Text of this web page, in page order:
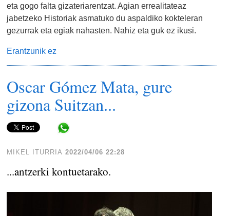
eta gogo falta gizateriarentzat. Agian errealitateaz
jabetzeko Historiak asmatuko du aspaldiko kokteleran
gezurrak eta egiak nahasten. Nahiz eta guk ez ikusi.
Erantzunik ez
Oscar Gómez Mata, gure
gizona Suitzan...
MIKEL ITURRIA 2022/04/06 22:28
...antzerki kontuetarako.